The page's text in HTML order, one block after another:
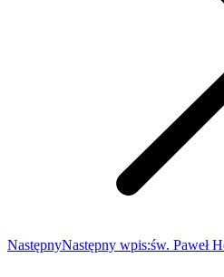
NastępnyNastępny wpis:św. Paweł